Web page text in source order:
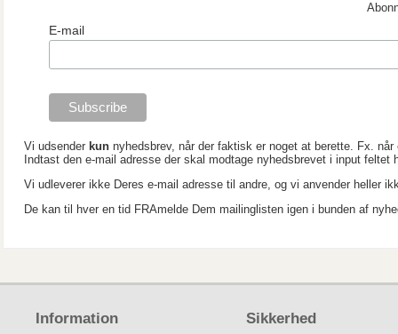
E-mail
Vi udsender kun nyhedsbrev, når der faktisk er noget at berette. Fx.
Indtast den e-mail adresse der skal modtage nyhedsbrevet i input
Vi udleverer ikke Deres e-mail adresse til andre, og vi anvender heller
De kan til hver en tid FRAmelde Dem mailinglisten igen i bunden af
Information Sikkerhed